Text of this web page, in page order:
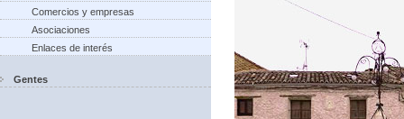
Comercios y empresas
Asociaciones
Enlaces de interés
Gentes